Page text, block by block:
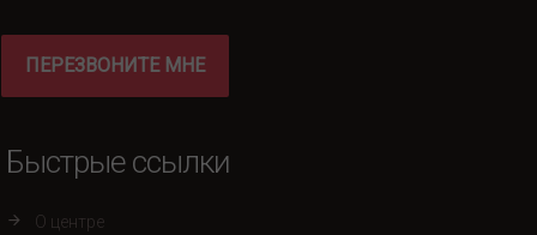
ПЕРЕЗВОНИТЕ МНЕ
Быстрые ссылки
О центре